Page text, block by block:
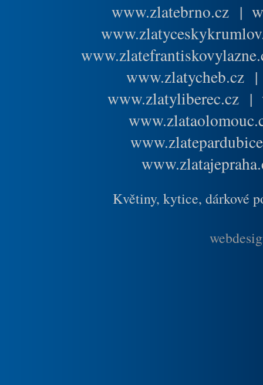
www.zlatebrno.cz |
www.zlatycheb.cz
www.zlatyliberec.cz |
Květiny, kytice, dárkové